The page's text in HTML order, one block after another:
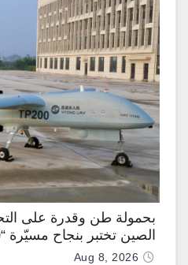
الصين تختبر بنجاح مسيّرة “TP200”
Aug 8, 2026